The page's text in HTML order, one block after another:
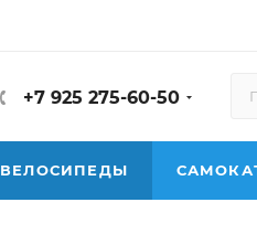
+7 925 275-60-50
ВЕЛОСИПЕДЫ